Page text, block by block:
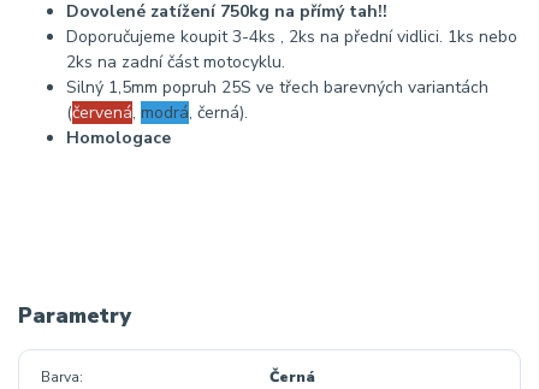
Dovolené zatížení 750kg na přímý tah!!
Doporučujeme koupit 3-4ks , 2ks na přední vidlici. 1ks nebo
2ks na zadní část motocyklu.
Silný 1,5mm popruh 25S ve třech barevných variantách
(červená, modrá, černá).
Homologace
Parametry
Barva Černá